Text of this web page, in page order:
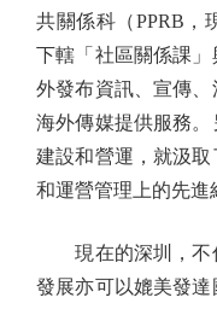
共關係科（PPRB，
下轄「社區關係課
外發布資訊、宣傳
海外傳媒提供服務
建設和營運，就汲
和運營管理上的先進
現在的深圳，不
發展亦可以媲美發